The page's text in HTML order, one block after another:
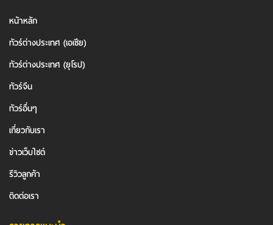
หน้าหลัก
ทัวร์ต่างประเทศ (เอเชีย)
ทัวร์ต่างประเทศ (ยุโรป)
ทัวร์จีน
ทัวร์อื่นๆ
เกี่ยวกับเรา
ข่าวเว็บไซต์
รีวิวลูกค้า
ติดต่อเรา